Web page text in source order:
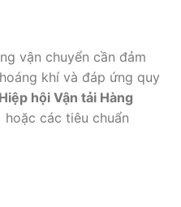
vận chuyển cần đảm
khí và đáp ứng quy
hội Vận tải Hàng
hoặc các tiêu chuẩn